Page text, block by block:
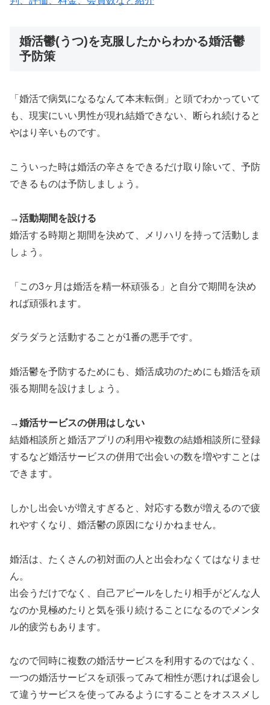
婚活鬱(うつ)を克服したからわかる婚活鬱
予防策
「婚活で病気になるなんて本末転倒」と頭でわかっていて
も、現実にいい男性が現れ結婚できない、断られ続けると
やはり辛いものです。
こういった時は婚活の辛さをできるだけ取り除いて、予防
できるものは予防しましょう。
→活動期間を設ける
婚活する時期と期間を決めて、メリハリを持って活動しま
しょう。
「この3ヶ月は婚活を精一杯頑張る」と自分で期間を決め
れば頑張れます。
ダラダラと活動することが1番の悪手です。
婚活鬱を予防するためにも、婚活成功のためにも婚活を頑
張る期間を設けましょう。
→婚活サービスの併用はしない
結婚相談所と婚活アプリの利用や複数の結婚相談所に登録
するなど婚活サービスの併用で出会いの数を増やすことは
できます。
しかし出会いが増えすぎると、対応する数が増えるので疲
れやすくなり、婚活鬱の原因になりかねません。
婚活は、たくさんの初対面の人と出会わなくてはなりませ
ん。
出会うだけでなく、自己アピールをしたり相手がどんな人
なのか見極めたりと気を張り続けることになるのでメンタ
ル的疲労もあります。
なので同時に複数の婚活サービスを利用するのではなく、
一つの婚活サービスを頑張ってみて相性が悪ければ退会し
て違うサービスを使ってみるようにすることをオススメし